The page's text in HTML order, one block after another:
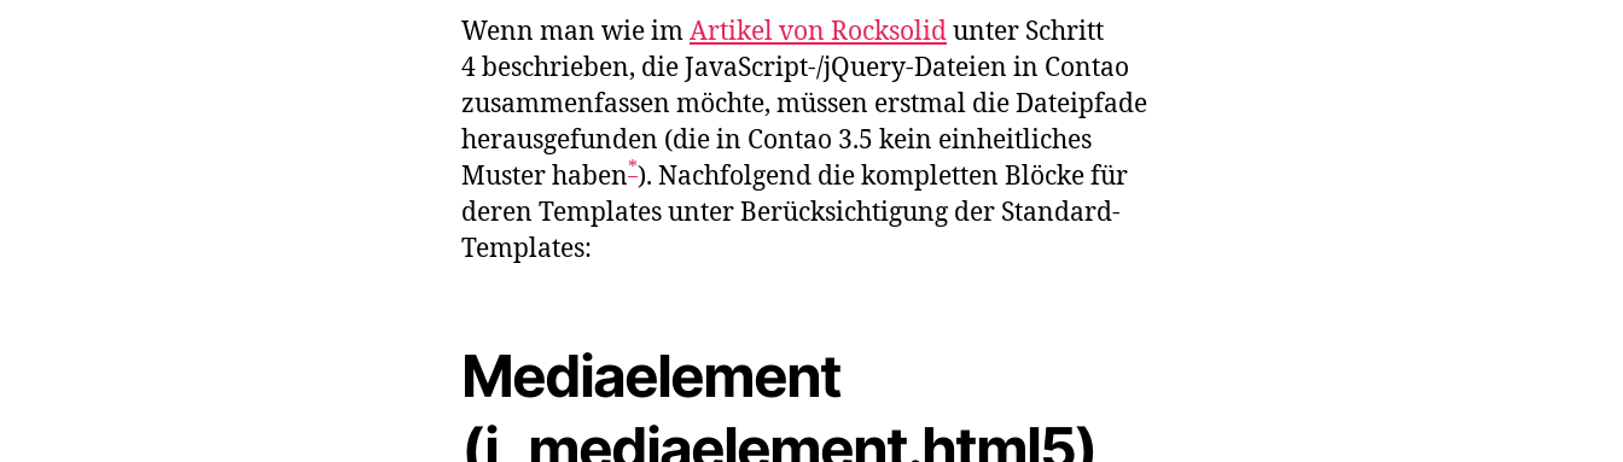
besser
zusammenfassen
Wenn man wie imArtikel von Rocksolidunter Schritt
4 beschrieben, die JavaScript-/jQuery-Dateien in Contao
zusammenfassen möchte, müssen erstmal die Dateipfade
herausgefunden (die in Contao 3.5 kein einheitliches
Muster haben*). Nachfolgend die kompletten Blöcke für
deren Templates unter Berücksichtigung der Standard-
Templates:
Mediaelement
(j_mediaelement.html5)